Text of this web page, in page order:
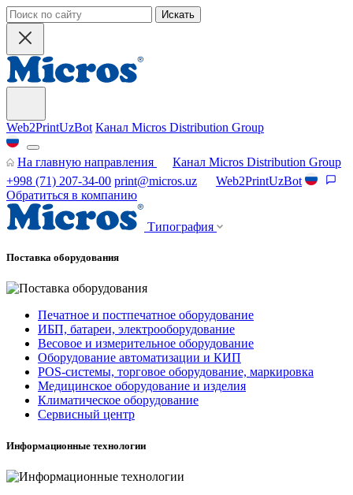
Искать
Web2PrintUzBot Канал Micros Distribution Group
На главную направления
Канал Micros Distribution Group
+998 (71) 207-34-00 print@micros.uz
Web2PrintUzBot
Обратиться в компанию
Типография
Поставка оборудования
Печатное и постпечатное оборудование
ИБП, батареи, электрооборудование
Весовое и измерительное оборудование
Оборудование автоматизации и КИП
POS-системы, торговое оборудование, маркировка
Медицинское оборудование и изделия
Климатическое оборудование
Сервисный центр
Информационные технологии